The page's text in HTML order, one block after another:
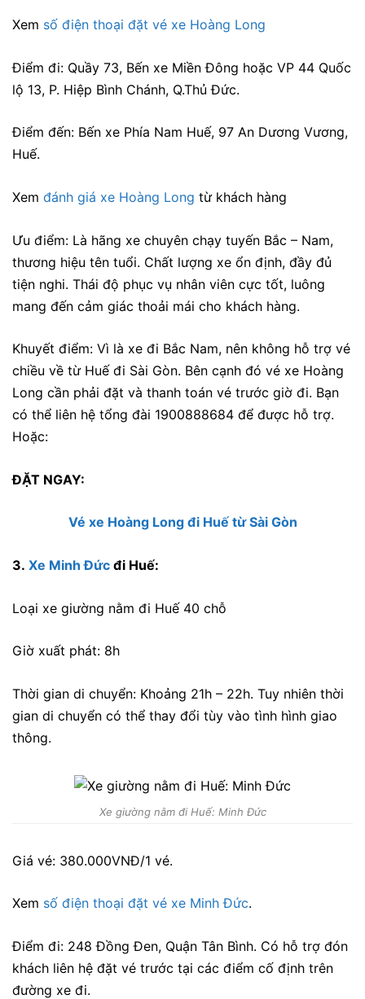
Xem số điện thoại đặt vé xe Hoàng Long
Điểm đi: Quầy 73, Bến xe Miền Đông hoặc VP 44 Quốc
lộ 13, P. Hiệp Bình Chánh, Q.Thủ Đức.
Điểm đến: Bến xe Phía Nam Huế, 97 An Dương Vương,
Huế.
Xem đánh giá xe Hoàng Long từ khách hàng
Ưu điểm: Là hãng xe chuyên chạy tuyến Bắc – Nam,
thương hiệu tên tuổi. Chất lượng xe ổn định, đầy đủ
tiện nghi. Thái độ phục vụ nhân viên cực tốt, luông
mang đến cảm giác thoải mái cho khách hàng.
Khuyết điểm: Vì là xe đi Bắc Nam, nên không hỗ trợ vé
chiều về từ Huế đi Sài Gòn. Bên cạnh đó vé xe Hoàng
Long cần phải đặt và thanh toán vé trước giờ đi. Bạn
có thể liên hệ tổng đài 1900888684 để được hỗ trợ.
Hoặc:
ĐẶT NGAY:
Vé xe Hoàng Long đi Huế từ Sài Gòn
3. Xe Minh Đức đi Huế:
Loại xe giường nằm đi Huế 40 chỗ
Giờ xuất phát: 8h
Thời gian di chuyển: Khoảng 21h – 22h. Tuy nhiên thời
gian di chuyển có thể thay đổi tùy vào tình hình giao
thông.
Xe giường nằm đi Huế: Minh Đức
Giá vé: 380.000VNĐ/1 vé.
Xem số điện thoại đặt vé xe Minh Đức.
Điểm đi: 248 Đồng Đen, Quận Tân Bình. Có hỗ trợ đón
khách liên hệ đặt vé trước tại các điểm cố định trên
đường xe đi.